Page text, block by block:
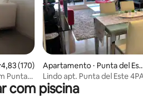
de uma avaliação média de 5, 170
4,83 (170)
Punta
Apartamento ⋅ Punta del Est
eLindo apt. Punta del Este
ONE2 Brava
com piscina